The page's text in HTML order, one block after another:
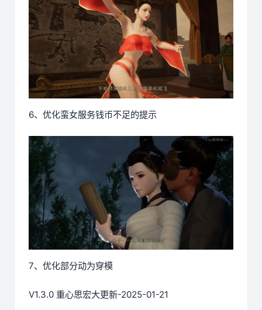
6、优化蛮女服务钱币不足的提示
7、优化部分动为穿模
V1.3.0 重心思宏大更新-2025-01-21